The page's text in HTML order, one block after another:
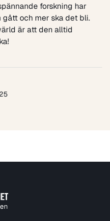
forskning har
gått och mer ska det bli.
är att den alltid